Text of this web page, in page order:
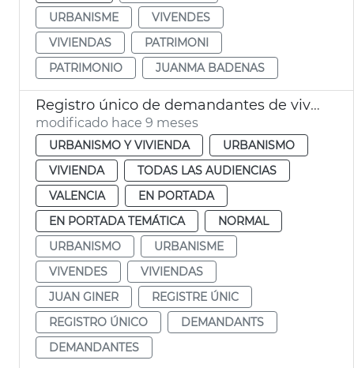
URBANISME
VIVENDES
VIVIENDAS
PATRIMONI
PATRIMONIO
JUANMA BADENAS
Registro único de demandantes de viviendas
modificado hace 9 meses
URBANISMO Y VIVIENDA
URBANISMO
VIVIENDA
TODAS LAS AUDIENCIAS
VALENCIA
EN PORTADA
EN PORTADA TEMÁTICA
NORMAL
URBANISMO
URBANISME
VIVENDES
VIVIENDAS
JUAN GINER
REGISTRE ÚNIC
REGISTRO ÚNICO
DEMANDANTS
DEMANDANTES